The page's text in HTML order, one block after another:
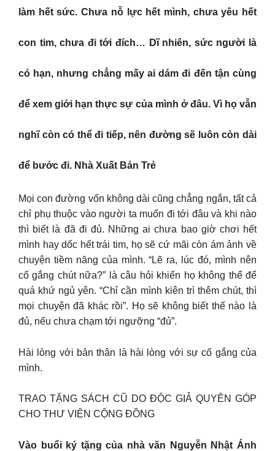
làm hết sức. Chưa nỗ lực hết mình, chưa yêu hết
con tim, chưa đi tới đích… Dĩ nhiên, sức người là
có hạn, nhưng chẳng mấy ai dám đi đến tận cùng
để xem giới hạn thực sự của mình ở đâu. Vì họ vẫn
nghĩ còn có thể đi tiếp, nên đường sẽ luôn còn dài
để bước đi. Nhà Xuất Bản Trẻ
Mọi con đường vốn không dài cũng chẳng ngắn, tất cả
chỉ phụ thuộc vào người ta muốn đi tới đâu và khi nào
thì biết là đã đi đủ. Những ai chưa bao giờ chơi hết
mình hay dốc hết trái tim, họ sẽ cứ mãi còn ám ảnh về
chuyện tiềm năng của mình. “Lẽ ra, lúc đó, mình nên
cố gắng chút nữa?” là câu hỏi khiến họ không thể để
quá khứ ngủ yên. “Chỉ cần mình kiên trì thêm chút, thì
mọi chuyện đã khác rồi”. Họ sẽ không biết thế nào là
đủ, nếu chưa chạm tới ngưỡng “đủ”.
Hài lòng với bản thân là hài lòng với sự cố gắng của
mình.
TRAO TẶNG SÁCH CŨ DO ĐỘC GIẢ QUYÊN GÓP
CHO THƯ VIỆN CỘNG ĐỒNG
Vào buổi ký tặng của nhà văn Nguyễn Nhật Ánh